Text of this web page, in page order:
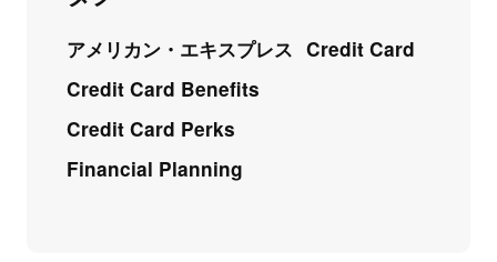
アメリカン・エキスプレス Credit Card
Credit Card Benefits
Credit Card Perks
Financial Planning